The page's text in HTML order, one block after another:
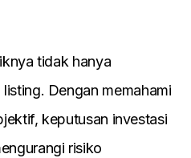
tidak hanya
Dengan memahami
keputusan investasi
risiko